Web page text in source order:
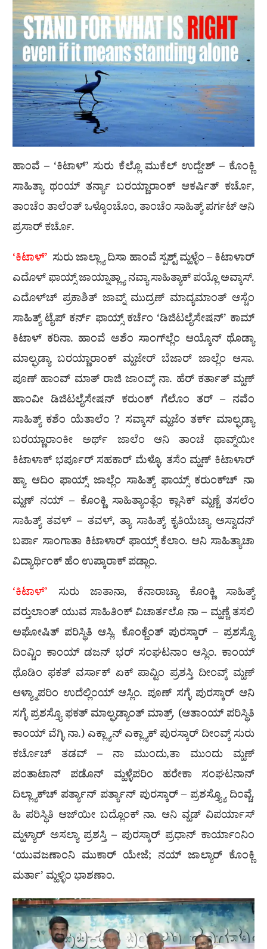
ಹಾಂವೆ – ‘ಕಿಟಾಳ್’ ಸುರು ಕೆಲ್ಲೊ ಮುಕೆಲ್ ಉದ್ದೇಶ್ – ಕೊಂಕ್ಣಿ
ಸಾಹಿತ್ಯಾ ಥಂಯ್ ತರ್ನ್ಯಾ ಬರಯ್ಣಾರಾಂಕ್ ಆಕರ್ಷಿತ್ ಕರ್ಚೊ,
ತಾಂಚೆಂ ತಾಲೆಂತ್ ಒಳ್ಕೊಂಚೊಂ, ತಾಂಚೆಂ ಸಾಹಿತ್ಯ್ ಪರ್ಗಟ್ ಆನಿ
ಪ್ರಸಾರ್ ಕರ್ಚೊ.
‘ಕಿಟಾಳ್’ ಸುರು ಜಾಲ್ಲ್ಯಾ ದಿಸಾ ಹಾಂವೆ ಸ್ಪಶ್ಟ್ ಮ್ಹಳ್ಳೆಂ – ಕಿಟಾಳಾರ್
ಎದೊಳ್‌ ಫಾಯ್ಸ್ ಜಾಯ್ನಾತ್ಲ್ಯಾ ನವ್ಯಾ ಸಾಹಿತ್ಯಾಕ್ ಪಯ್ಲೊ ಅವ್ಕಾಸ್.
ಎದೊಳ್‌ಚ್ ಪ್ರಕಾಶಿತ್ ಜಾವ್ನ್ ಮುದ್ರಣ್ ಮಾದ್ಯಮಾಂತ್ ಆಸ್ಚೆಂ
ಸಾಹಿತ್ಯ್ ಟೈಪ್ ಕರ್ನ್ ಫಾಯ್ಸ್ ಕರ್ಚೆಂ ‘ಡಿಜಿಟಲೈಸೇಷನ್’ ಕಾಮ್
ಕಿಟಾಳ್ ಕರಿನಾ. ಹಾಂವೆ ಅಶೆಂ ಸಾಂಗ್‌ಲ್ಲೆಂ ಆಯ್ಕೊನ್ ಥೊಡ್ಯಾ
ಮಾಲ್ಘಡ್ಯಾ ಬರಯ್ಣಾರಾಂಕ್ ಮ್ಹಜೇರ್ ಬೆಜಾರ್ ಜಾಲ್ಲೆಂ ಆಸಾ.
ಪೂಣ್ ಹಾಂವ್ ಮಾತ್ ರಾಜಿ ಜಾಂವ್ಕ್ ನಾ. ಹೆರ್ ಕರ್ತಾತ್ ಮ್ಹಣ್
ಹಾಂವೀ ಡಿಜಿಟಲೈಸೇಷನ್ ಕರುಂಕ್ ಗೆಲೊಂ ತರ್ – ನವೆಂ
ಸಾಹಿತ್ಯ್ ಕಶೆಂ ಯೆತಾಲೆಂ ? ಸವ್ಕಾಸ್ ಮ್ಹಜೆಂ ತರ್ಕ್ ಮಾಲ್ಘಡ್ಯಾ
ಬರಯ್ಣಾರಾಂಕೀ ಅರ್ಥ್ ಜಾಲೆಂ ಆನಿ ತಾಂಚೆ ಥಾವ್ನ್‌ಯೀ
ಕಿಟಾಳಾಕ್ ಭರ್ಪೂರ್ ಸಹಕಾರ್ ಮೆಳ್ಳೊ. ತಸೆಂ ಮ್ಹಣ್ ಕಿಟಾಳಾರ್
ಹ್ಯಾ ಆದಿಂ ಫಾಯ್ಸ್ ಜಾಲ್ಲೆಂ ಸಾಹಿತ್ಯ್ ಫಾಯ್ಸ್ ಕರುಂಕ್‌ಚ್ ನಾ
ಮ್ಹಣ್ ನಯ್ – ಕೊಂಕ್ಣಿ ಸಾಹಿತ್ಯಾಂತ್ಲೆಂ ಕ್ಲಾಸಿಕ್ ಮ್ಹಣ್ಚೆ ತಸಲೆಂ
ಸಾಹಿತ್ಯ್ ತವಳ್ – ತವಳ್, ತ್ಯಾ ಸಾಹಿತ್ಯ್ ಕೃತಿಯೆಚ್ಯಾ ಅಸ್ವಾದನ್
ಬರ್ಪಾ ಸಾಂಗಾತಾ ಕಿಟಾಳಾರ್ ಫಾಯ್ಸ್ ಕೆಲಾಂ. ಆನಿ ಸಾಹಿತ್ಯಾಚಾ
ವಿದ್ಯಾರ್ಥಿಂಕ್ ಹೆಂ ಉಪ್ಕಾರಾಕ್ ಪಡ್ಲಾಂ.
‘ಕಿಟಾಳ್’ ಸುರು ಜಾತಾನಾ, ಕೆನಾರಾಚ್ಯಾ ಕೊಂಕ್ಣಿ ಸಾಹಿತ್ಯ್
ವರ‍್ತುಲಾಂತ್ ಯುವ ಸಾಹಿತಿಂಕ್ ವಿಚಾರ್ತಲೊ ನಾ – ಮ್ಹಣ್ಚೆ ತಸಲಿ
ಅಘೋಷಿತ್ ಪರಿಸ್ಥಿತಿ ಆಸ್ಲಿ. ಕೊಂಕ್ಣೆಂತ್ ಪುರಸ್ಕಾರ್ – ಪ್ರಶಸ್ತ್ಯೊ
ದಿಂವ್ಚಿಂ ಕಾಂಯ್ ಡಜನ್ ಭರ್ ಸಂಘಟನಾಂ ಆಸ್ಲಿಂ. ಕಾಂಯ್
ಥೊಡಿಂ ಫಕತ್ ವರ್ಸಾಕ್ ಏಕ್ ಪಾವ್ಟಿಂ ಪ್ರಶಸ್ತಿ ದೀಂವ್ಕ್ ಮ್ಹಣ್
ಆಳ್ಯ್ಮಾಪರಿಂ ಉದೆಲ್ಲಿಂಯ್ ಆಸ್ಲಿಂ. ಪೂಣ್ ಸಗ್ಳೆ ಪುರಸ್ಕಾರ್ ಆನಿ
ಸಗ್ಳೆ ಪ್ರಶಸ್ತ್ಯೊ ಫಕತ್ ಮಾಲ್ಘಡ್ಯಾಂತ್ ಮಾತ್ರ್. (ಆತಾಂಯ್ ಪರಿಸ್ಥಿತಿ
ಕಾಂಯ್ ವೆಗ್ಳಿ ನಾ.) ಎಕ್ಲ್ಯಾನ್ ಎಕ್ಲ್ಯಾಕ್ ಪುರಸ್ಕಾರ್ ದೀಂವ್ಕ್ ಸುರು
ಕರ್ಚೊಚ್ ತಡವ್ – ನಾ ಮುಂದು,ತಾ ಮುಂದು ಮ್ಹಣ್
ಪಂತಾಟಾನ್ ಪಡೊನ್ ಮ್ಹಳ್ಳೆಪರಿಂ ಹರೇಕಾ ಸಂಘಟನಾನ್
ದಿಲ್ಲ್ಯಾಕ್‌ಚ್ ಪರ್ತ್ಯಾನ್ ಪರ್ತ್ಯಾನ್ ಪುರಸ್ಕಾರ್ – ಪ್ರಶಸ್ತ್ಯ್ಯೊ ದಿಂವ್ಚೆ.
ಹಿ ಪರಿಸ್ಥಿತಿ ಆಜ್‌ಯೀ ಬದ್ಲೊಂಕ್ ನಾ. ಆನಿ ವ್ಹಡ್ ವಿಪರ್ಯಾಸ್
ಮ್ಹಳ್ಯಾರ್ ಅಸಲ್ಯಾ ಪ್ರಶಸ್ತಿ – ಪುರಸ್ಕಾರ್ ಪ್ರಧಾನ್ ಕಾರ್ಯಾಂನಿಂ
‘ಯುವಜಣಾಂನಿ ಮುಕಾರ್ ಯೇಜೆ; ನಯ್ ಜಾಲ್ಯಾರ್ ಕೊಂಕ್ಣಿ
ಮರ್ತಾ’ ಮ್ಹಳ್ಳಿಂ ಭಾಶಣಾಂ.